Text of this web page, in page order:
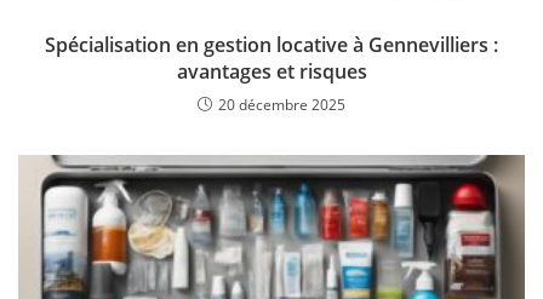
Spécialisation en gestion locative à Gennevilliers :
avantages et risques
20 décembre 2025